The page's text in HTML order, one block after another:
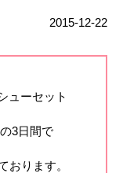
2015-12-22
ューセット
3日間で
おります。